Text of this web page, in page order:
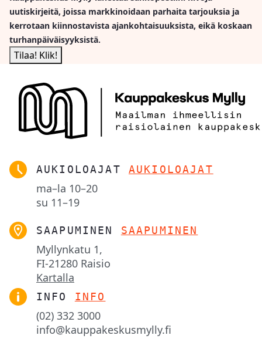
uutiskirjeitä, joissa markkinoidaan parhaita tarjouksia ja
kerrotaan kiinnostavista ajankohtaisuuksista, eikä koskaan
turhanpäiväisyyksistä.
AUKIOLOAJAT AUKIOLOAJAT
ma–la 10–20
su 11–19
SAAPUMINEN SAAPUMINEN
Myllynkatu 1,
FI-21280 Raisio
Kartalla
INFO INFO
(02) 332 3000
info@kauppakeskusmylly.fi